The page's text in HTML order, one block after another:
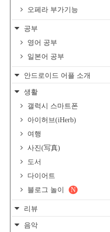
오페라 부가기능
공부
영어 공부
일본어 공부
안드로이드 어플 소개
생활
갤럭시 스마트폰
아이허브(iHerb)
여행
사진(写真)
도서
다이어트
블로그 놀이
N
리뷰
음악